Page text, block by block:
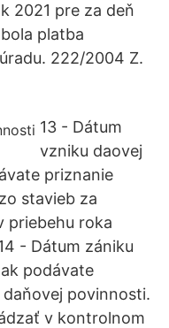
2021 pre za deň
platba
222/2004 Z.
13 - Dátum
vzniku daovej
priznanie
stavieb za
priebehu roka
- Dátum zániku
podávate
povinnosti.
v kontrolnom